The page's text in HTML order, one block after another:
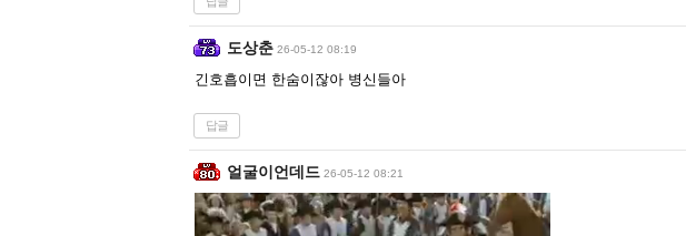
도상춘 26-05-12 08:19
긴호흡이면 한숨이잖아 병신들아
답글
얼굴이언데드 26-05-12 08:21